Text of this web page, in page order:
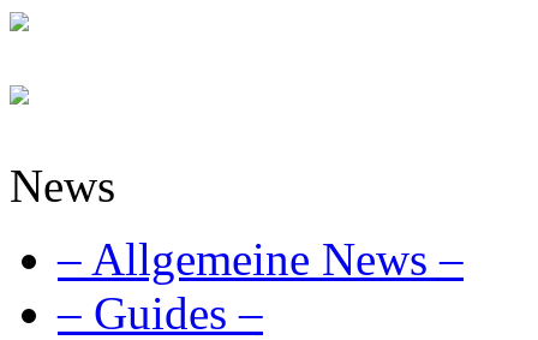
News
– Allgemeine News –
– Guides –